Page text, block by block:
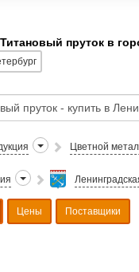
пруток в
Цветной
Цены Поставщики